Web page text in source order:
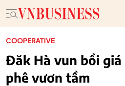
COOPERATIVE
Đăk Hà vun bồi
phê vươn tầm